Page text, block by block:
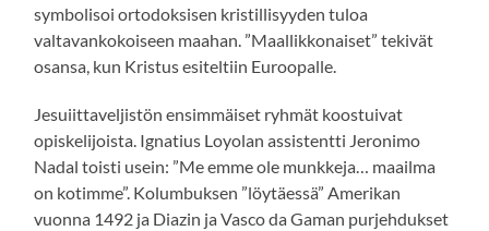
symbolisoi ortodoksisen kristillisyyden tuloa
valtavankokoiseen maahan. ”Maallikkonaiset” tekivät
osansa, kun Kristus esiteltiin Euroopalle.
Jesuiittaveljistön ensimmäiset ryhmät koostuivat
opiskelijoista. Ignatius Loyolan assistentti Jeronimo
Nadal toisti usein: ”Me emme ole munkkeja… maailma
on kotimme”. Kolumbuksen ”löytäessä” Amerikan
vuonna 1492 ja Diazin ja Vasco da Gaman purjehdukset